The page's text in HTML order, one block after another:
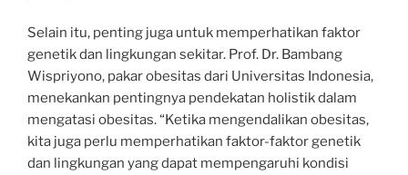
Selain itu, penting juga untuk memperhatikan faktor
genetik dan lingkungan sekitar. Prof. Dr. Bambang
Wispriyono, pakar obesitas dari Universitas Indonesia,
menekankan pentingnya pendekatan holistik dalam
mengatasi obesitas. “Ketika mengendalikan obesitas,
kita juga perlu memperhatikan faktor-faktor genetik
dan lingkungan yang dapat mempengaruhi kondisi